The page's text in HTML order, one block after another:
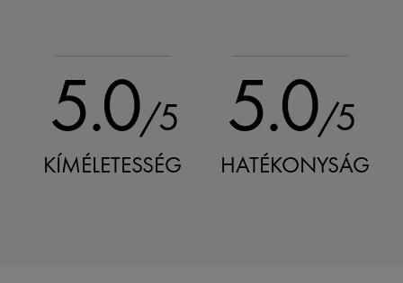
5.0/5
KÍMÉLETESSÉG
5.0/5
HATÉKONYSÁG